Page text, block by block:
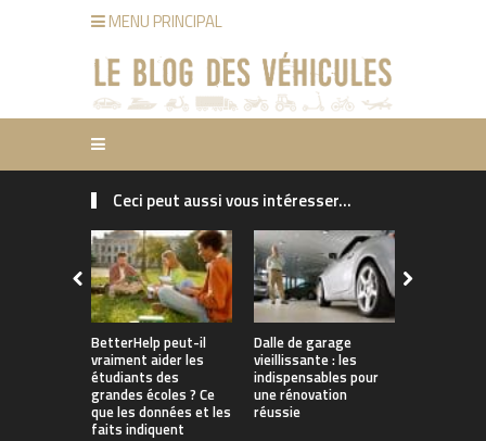
MENU PRINCIPAL
Ceci peut aussi vous intéresser...
BetterHelp peut-il
vraiment aider les
étudiants des
grandes écoles ? Ce
que les données et les
faits indiquent
Dalle de garage
vieillissante : les
indispensables pour
une rénovation
réussie